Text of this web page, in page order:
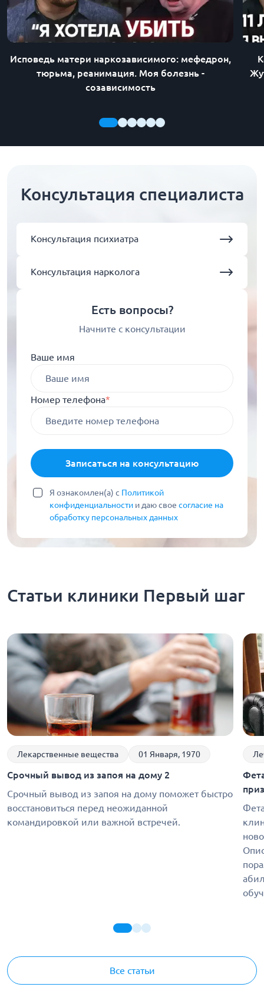
Исповедь матери наркозависимого: мефедрон,
тюрьма, реанимация. Моя болезнь -
созависимость
Консультация специалиста
Консультация психиатра
Консультация нарколога
Есть вопросы?
Начните с консультации
Ваше имя
Номер телефона*
Записаться на консультацию
Я ознакомлен(а) с Политикой
конфиденциальности и даю свое согласие на
обработку персональных данных
Статьи клиники Первый шаг
Все статьи
Лекарственные вещества 01 Января, 1970
Срочный вывод из запоя на дому 2
Срочный вывод из запоя на дому поможет быстро
восстановиться перед неожиданной
командировкой или важной встречей.